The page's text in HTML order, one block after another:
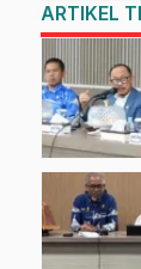
ARTIKEL